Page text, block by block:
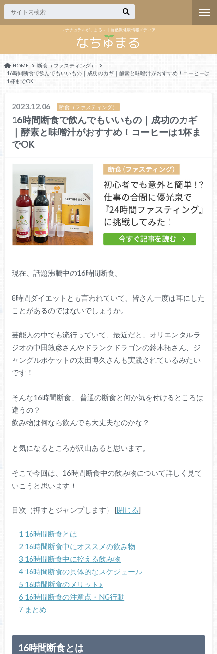
～ナチュラルが、まる～｜自然派健康情報メディア
HOME
断食（ファスティング）
16時間断食で飲んでもいいもの｜成功のカギ｜酵素と味噌汁がおすすめ！コーヒーは
1杯までOK
2023.12.06 断食（ファスティング）
16時間断食で飲んでもいいもの｜成功のカギ
｜酵素と味噌汁がおすすめ！コーヒーは1杯ま
でOK
現在、話題沸騰中の16時間断食。
8時間ダイエットとも言われていて、皆さん一度は耳にした
ことがあるのではないでしょうか。
芸能人の中でも流行っていて、最近だと、オリエンタルラ
ジオの中田敦彦さんやドランクドラゴンの鈴木拓さん、ジ
ャングルポケットの太田博久さんも実践されているみたい
です！
そんな16時間断食、 普通の断食と何か気を付けるところは
違うの？
飲み物は何なら飲んでも大丈夫なのかな？
と気になるところが沢山あると思います。
そこで今回は、16時間断食中の飲み物について詳しく見て
いこうと思います！
目次（押すとジャンプします） [閉じる]
1 16時間断食とは
2 16時間断食中にオススメの飲み物
3 16時間断食中に控える飲み物
4 16時間断食の具体的なスケジュール
5 16時間断食のメリット♪
6 16時間断食の注意点・NG行動
7 まとめ
16時間断食とは